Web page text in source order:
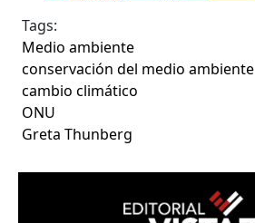
Tags:
Medio ambiente
conservación del medio ambiente
cambio climático
ONU
Greta Thunberg